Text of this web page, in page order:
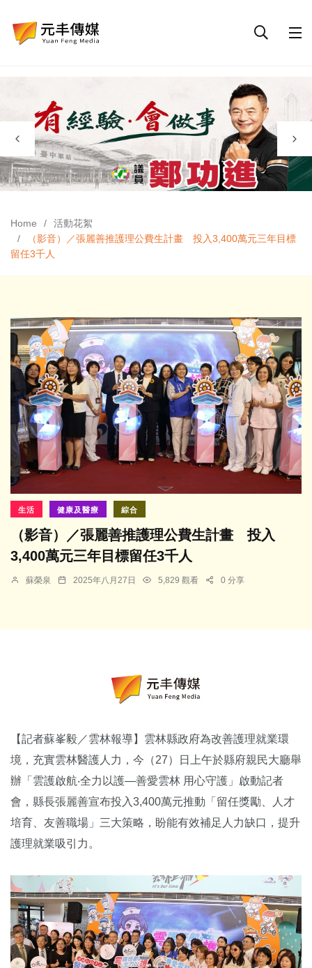
Home
活動花絮
（影音）／張麗善推護理公費生計畫 投入3,400萬元三年目標
留任3千人
生活 健康及醫療 綜合
（影音）／張麗善推護理公費生計畫 投入
3,400萬元三年目標留任3千人
蘇榮泉 2025年八月27日 5,829 觀看 0 分享
【記者蘇峯毅／雲林報導】雲林縣政府為改善護理就業環
境，充實雲林醫護人力，今（27）日上午於縣府親民大廳舉
辦「雲護啟航‧全力以護—善愛雲林 用心守護」啟動記者
會，縣長張麗善宣布投入3,400萬元推動「留任獎勵、人才
培育、友善職場」三大策略，盼能有效補足人力缺口，提升
護理就業吸引力。